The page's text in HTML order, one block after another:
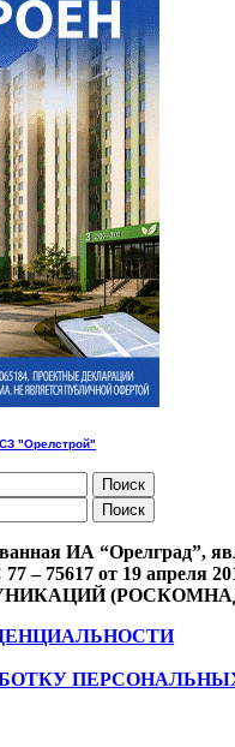
"Орелстрой"
ИА “Орелград”,
77 – 75617 от 19